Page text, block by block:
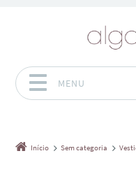
MENU
Início Sem categoria